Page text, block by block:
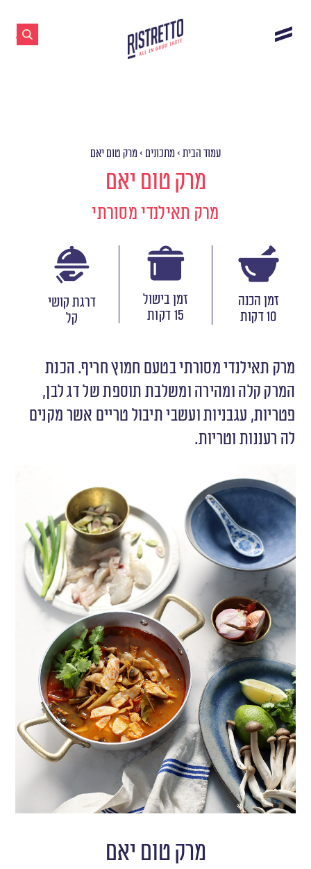
עמוד הבית >מתכונים >מרק טום יאם
מרק טום יאם
מרק תאילנדי מסורתי
זמן הכנה
10 דקות
זמן בישול
15 דקות
דרגת קושי
קל
מרק תאילנדי מסורתי בטעם חמוץ חריף. הכנת
המרק קלה ומהירה ומשלבת תוספת של דג לבן,
פטריות, עגבניות ועשבי תיבול טריים אשר מקנים
לה רעננות וטריות.
מרק טום יאם